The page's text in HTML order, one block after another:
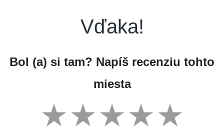
Vďaka!
Bol (a) si tam? Napíš recenziu tohto
miesta